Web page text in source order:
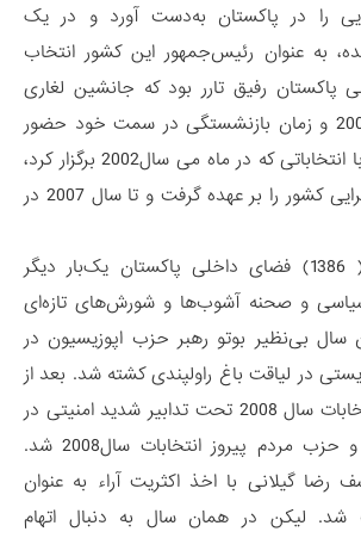
اجرایی را در پاکستان به‌دست آورد و در یک
به عنوان رئیس‌جمهور این کشور انتخاب
پاکستان رفیق تارر بود که جانشین لغاری
شده بود و تا سال2001 و زمان بازنشستگی در سمت خود حضور
داشت. ژنرال مشرف با انتخاباتی که در ماه می‌ سال2002 برگزار کرد،
عملا ریاست قدرت اجرایی کشور را بر عهده گرفت و تا سال 2007 در
در اواخر سال2007 ( 1386) فضای داخلی پاکستان یک‌بار دیگر
و صحنه آشوب‌ها و شورش‌های تازه‌ای
بی‌نظیر بوتو رهبر حزب اپوزیسیون در
در لیاقت باغ راولپندی کشته شد. بعد از
ترور بی‌نظیر بوتو، انتخابات سال 2008 تحت تدابیر شدید امنیتی در
ماه فوریه برگزار شد و حزب مردم پیروز انتخابات سال2008 شد.
رضا گیلانی با اخذ اکثریت آراء به عنوان
شد. لیکن در همان سال به‌ دنبال اتهام